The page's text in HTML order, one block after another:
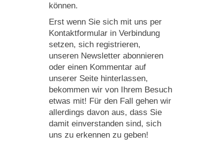
können.
Erst wenn Sie sich mit uns per
Kontaktformular in Verbindung
setzen, sich registrieren,
unseren Newsletter abonnieren
oder einen Kommentar auf
unserer Seite hinterlassen,
bekommen wir von Ihrem Besuch
etwas mit! Für den Fall gehen wir
allerdings davon aus, dass Sie
damit einverstanden sind, sich
uns zu erkennen zu geben!